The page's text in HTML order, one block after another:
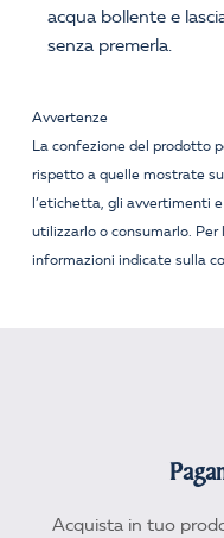
acqua bollente e
senza premerla.
Avvertenze
La confezione del prodotto
rispetto a quelle mostrate
l’etichetta, gli avvertimenti
utilizzarlo o consumarlo.
informazioni indicate sulla
Acquista in tuo